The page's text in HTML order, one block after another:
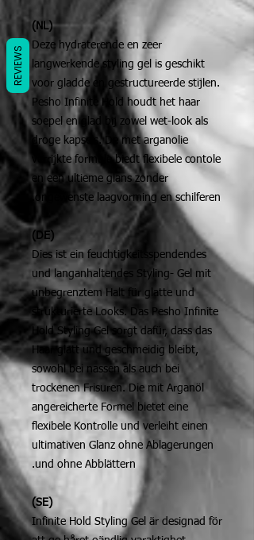
(NL)
Deze hydraterende en zeer
langwerkende styling gel is geschikt
voor gladde en gestructureerde stijlen.
Pesho Infinite Hold houdt het haar
soepel en glad bij zowel wet-look als
droge kapsels. De met arganolie
verrijkte formule biedt flexibele contole
en een ultieme glans zonder
ongewenste laagvorming en schilferen.
(DE)
Dies ist ein feuchtigkeitsspendendes
und langanhaltendes Styling- Gel mit
unbegrenztem Halt für glatte und
strukturierte Looks. Das Pesho Infinite
Hold Styling Gel sorgt dafür, dass das
Haar glatt und geschmeidig bleibt,
sowohl bei nassen als auch bei
trockenen Frisuren. Die mit Arganöl
angereicherte Formel bietet eine
flexibele Kontrolle und verleiht einen
ultimativen Glanz ohne Ablagerungen
und ohne Abblättern.
(SE)
Infinite Hold Styling Gel är designad för
REVIEWS